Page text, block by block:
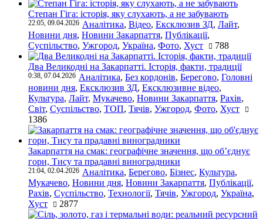
Степан Гіга: історія, яку слухають, а не забувають
22:05, 09.04.2026 Аналітика, Відео, Ексклюзив ЗД, Лайт,
Новини дня, Новини Закарпаття, Публікації,
Суспільство, Ужгород, Україна, Фото, Хуст 788
Два Великодні на Закарпатті. Історія, факти, традиції
0:38, 07.04.2026 Аналітика, Без кордонів, Берегово, Головні
новини дня, Ексклюзив ЗД, Ексклюзивне відео,
Культура, Лайт, Мукачево, Новини Закарпаття, Рахів,
Світ, Суспільство, ТОП, Тячів, Ужгород, Фото, Хуст
1386
Закарпаття на смак: географічне значення, що об’єднує
гори, Тису та прадавні виноградники
21:04, 02.04.2026 Аналітика, Берегово, Бізнес, Культура,
Мукачево, Новини дня, Новини Закарпаття, Публікації,
Рахів, Суспільство, Технології, Тячів, Ужгород, Україна,
Хуст
2877